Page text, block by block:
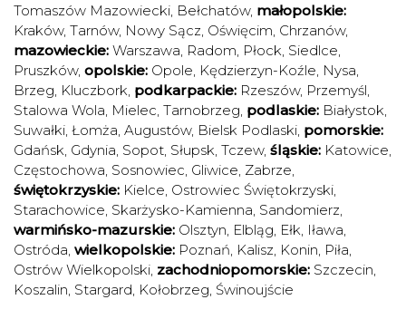
Tomaszów Mazowiecki, Bełchatów, małopolskie:
Kraków, Tarnów, Nowy Sącz, Oświęcim, Chrzanów,
mazowieckie: Warszawa, Radom, Płock, Siedlce,
Pruszków, opolskie: Opole, Kędzierzyn-Koźle, Nysa,
Brzeg, Kluczbork, podkarpackie: Rzeszów, Przemyśl,
Stalowa Wola, Mielec, Tarnobrzeg, podlaskie: Białystok,
Suwałki, Łomża, Augustów, Bielsk Podlaski, pomorskie:
Gdańsk, Gdynia, Sopot, Słupsk, Tczew, śląskie: Katowice,
Częstochowa, Sosnowiec, Gliwice, Zabrze,
świętokrzyskie: Kielce, Ostrowiec Świętokrzyski,
Starachowice, Skarżysko-Kamienna, Sandomierz,
warmińsko-mazurskie: Olsztyn, Elbląg, Ełk, Iława,
Ostróda, wielkopolskie: Poznań, Kalisz, Konin, Piła,
Ostrów Wielkopolski, zachodniopomorskie: Szczecin,
Koszalin, Stargard, Kołobrzeg, Świnoujście